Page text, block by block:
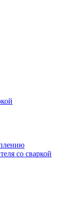
со сваркой